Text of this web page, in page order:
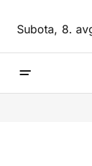
Subota,8.